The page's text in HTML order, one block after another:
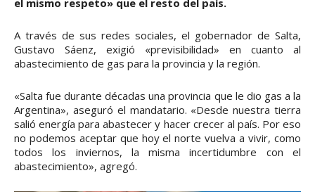
A través de sus redes sociales, el gobernador de Salta,
Gustavo Sáenz, exigió «previsibilidad» en cuanto al
abastecimiento de gas para la provincia y la región.
«Salta fue durante décadas una provincia que le dio gas a la
Argentina», aseguró el mandatario. «Desde nuestra tierra
salió energía para abastecer y hacer crecer al país. Por eso
no podemos aceptar que hoy el norte vuelva a vivir, como
todos los inviernos, la misma incertidumbre con el
abastecimiento», agregó.